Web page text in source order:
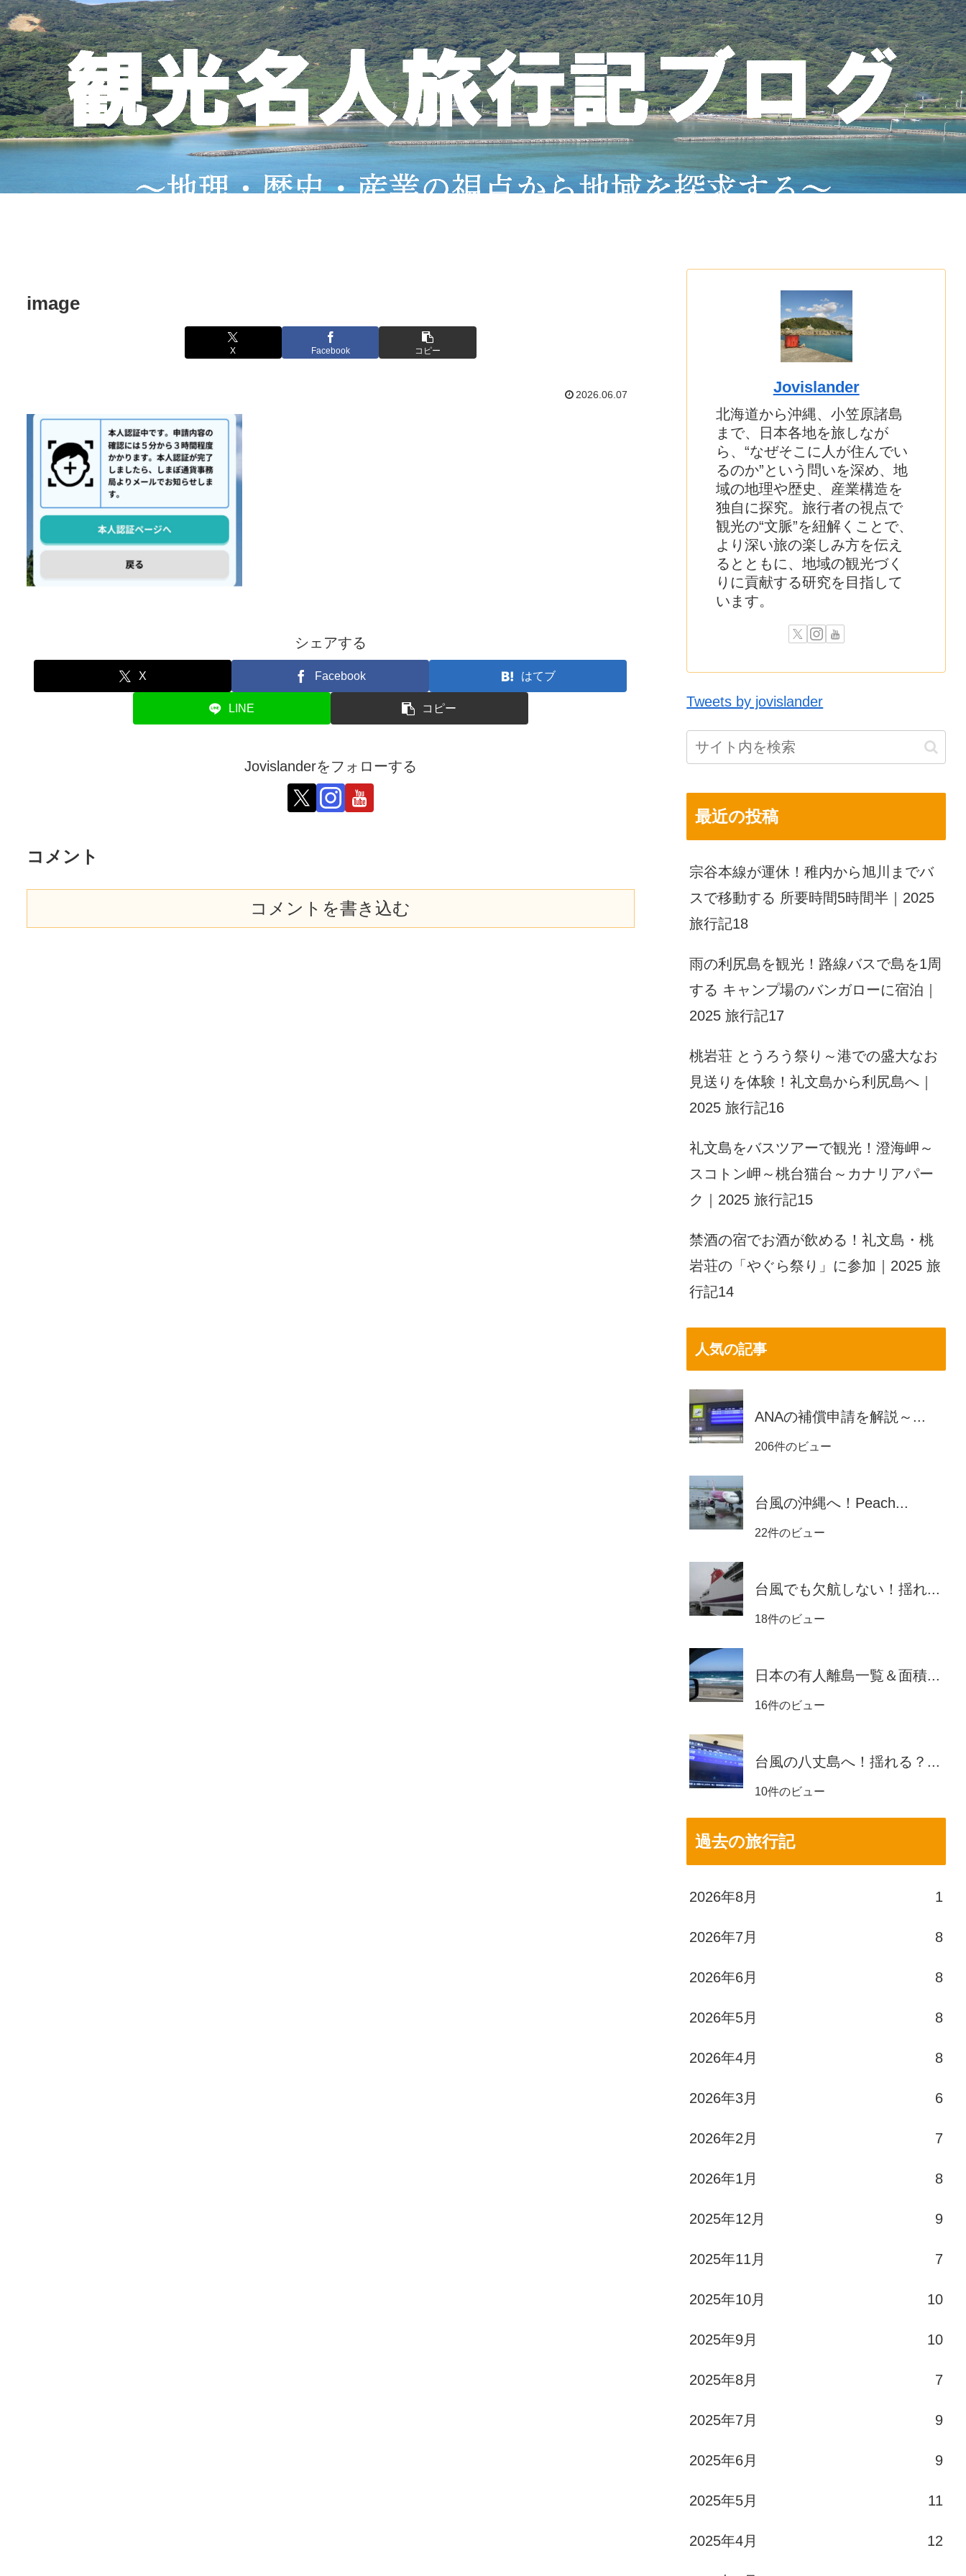
image
X Facebook コピー
2026.06.07
シェアする
X Facebook はてブ
LINE コピー
Jovislanderをフォローする
コメント
コメントを書き込む
Jovislander
北海道から沖縄、小笠原諸島
まで、日本各地を旅しなが
ら、“なぜそこに人が住んでい
るのか”という問いを深め、地
域の地理や歴史、産業構造を
独自に探究。旅行者の視点で
観光の“文脈”を紐解くことで、
より深い旅の楽しみ方を伝え
るとともに、地域の観光づく
りに貢献する研究を目指して
います。
Tweets by jovislander
最近の投稿
宗谷本線が運休！稚内から旭川までバ
スで移動する 所要時間5時間半｜2025
旅行記18
雨の利尻島を観光！路線バスで島を1周
する キャンプ場のバンガローに宿泊｜
2025 旅行記17
桃岩荘 とうろう祭り～港での盛大なお
見送りを体験！礼文島から利尻島へ｜
2025 旅行記16
礼文島をバスツアーで観光！澄海岬～
スコトン岬～桃台猫台～カナリアパー
ク｜2025 旅行記15
禁酒の宿でお酒が飲める！礼文島・桃
岩荘の「やぐら祭り」に参加｜2025 旅
行記14
人気の記事
ANAの補償申請を解説～...
206件のビュー
台風の沖縄へ！Peach...
22件のビュー
台風でも欠航しない！揺れ...
18件のビュー
日本の有人離島一覧＆面積...
16件のビュー
台風の八丈島へ！揺れる？...
10件のビュー
過去の旅行記
2026年8月 1
2026年7月 8
2026年6月 8
2026年5月 8
2026年4月 8
2026年3月 6
2026年2月 7
2026年1月 8
2025年12月 9
2025年11月 7
2025年10月 10
2025年9月 10
2025年8月 7
2025年7月 9
2025年6月 9
2025年5月 11
2025年4月 12